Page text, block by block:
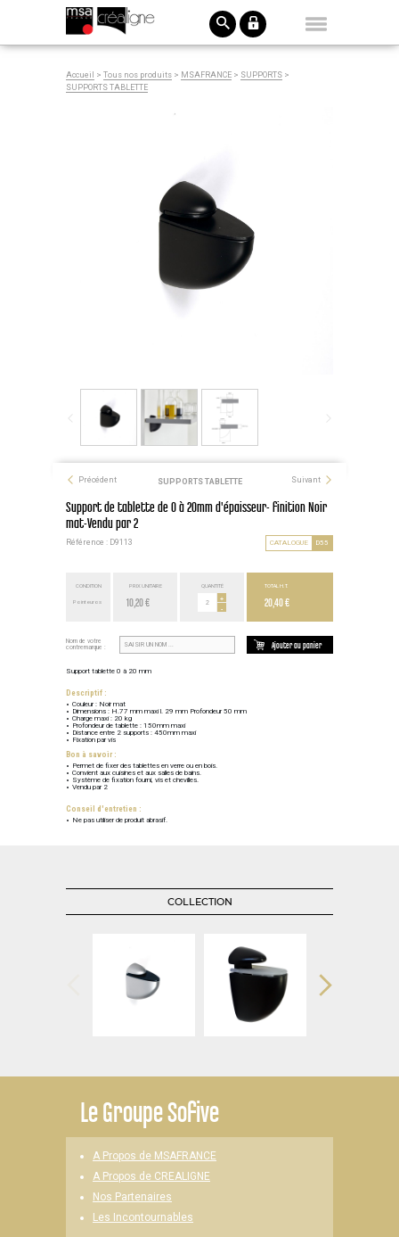
Accueil > Tous nos produits > MSAFRANCE > SUPPORTS >
SUPPORTS TABLETTE
Précédent SUPPORTS TABLETTE Suivant
Support de tablette de 0 à 20mm d'épaisseur- finition Noir
mat-Vendu par 2
Référence : D9113 CATALOGUE D55
CONDITION
Point euros
PRIX UNITAIRE
10,20 €
QUANTITÉ
+
-
TOTAL H.T.
20,40 €
Nom de votre
contremarque :
Ajouter au panier
Support tablette 0 à 20 mm
Descriptif :
Couleur : Noir mat
Dimensions : H.77 mm maxi l. 29 mm Profondeur 50 mm
Charge maxi : 20 kg
Profondeur de tablette : 150mm maxi
Distance entre 2 supports : 450mm maxi
Fixation par vis
Bon à savoir :
Permet de fixer des tablettes en verre ou en bois.
Convient aux cuisines et aux salles de bains.
Système de fixation fourni, vis et chevilles.
Vendu par 2
Conseil d'entretien :
Ne pas utiliser de produit abrasif.
COLLECTION
LeGroupe Sofive
A Propos de MSAFRANCE
A Propos de CREALIGNE
Nos Partenaires
Les Incontournables